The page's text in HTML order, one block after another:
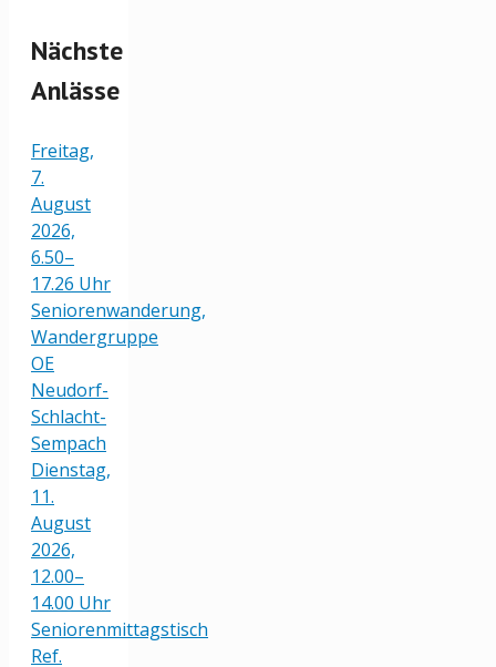
Nächste
Anlässe
Freitag,
7.
August
2026,
6.50–
17.26 Uhr
Seniorenwanderung,
Wandergruppe
OE
Neudorf-
Schlacht-
Sempach
Dienstag,
11.
August
2026,
12.00–
14.00 Uhr
Seniorenmittagstisch
Ref.